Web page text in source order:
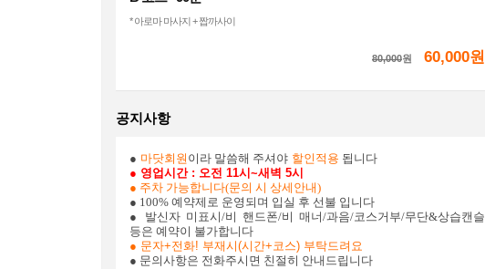
* 아로마 마사지 + 짭까사이
80,000원 60,000원
공지사항
● 마닷회원 이라 말씀해 주셔야 할인적용 됩니다
● 영업시간: 오전 11시~새벽 5시
● 주차 가능합니다(문의 시 상세안내)
● 100% 예약제로 운영되며 입실 후 선불 입니다
● 발신자 미표시/비 핸드폰/비 매너/과음/코스거부/무단&상습캔슬
등은 예약이 불가합니다
● 문자+전화! 부재시(시간+코스) 부탁드려요
● 문의사항은 전화주시면 친절히 안내드립니다